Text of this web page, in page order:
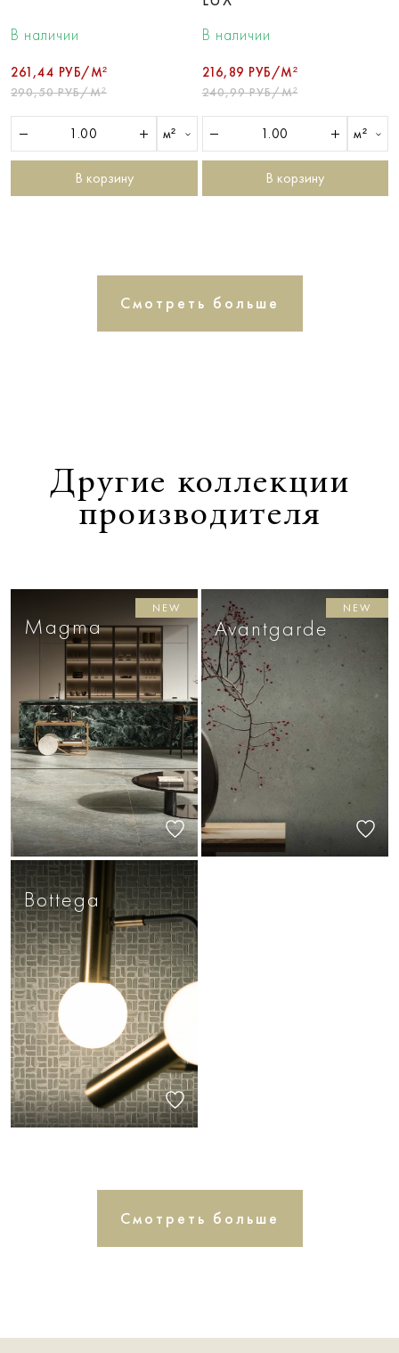
В наличии
261,44 РУБ/М²
290,50 РУБ/М²
м²
В корзину
В наличии
216,89 РУБ/М²
240,99 РУБ/М²
м²
В корзину
Смотреть больше
Другие коллекции
производителя
Magma
NEW
Avantgarde
NEW
Bottega
Смотреть больше